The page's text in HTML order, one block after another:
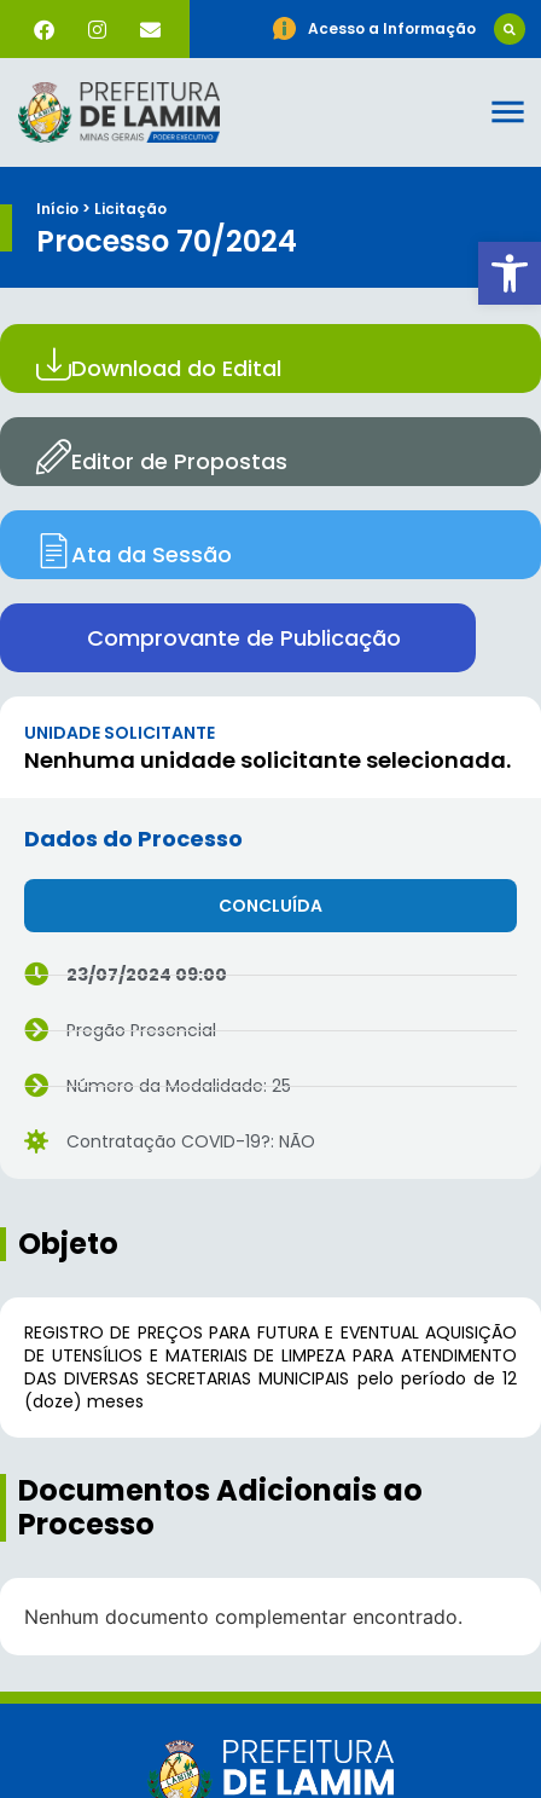
Acesso a Informação
Início > Licitação
Processo 70/2024
Download do Edital
Editor de Propostas
Ata da Sessão
Comprovante de Publicação
UNIDADE SOLICITANTE
Nenhuma unidade solicitante selecionada.
Dados do Processo
CONCLUÍDA
23/07/2024 09:00
Pregão Presencial
Número da Modalidade: 25
Contratação COVID-19?: NÃO
Objeto
REGISTRO DE PREÇOS PARA FUTURA E EVENTUAL AQUISIÇÃO
DE UTENSÍLIOS E MATERIAIS DE LIMPEZA PARA ATENDIMENTO
DAS DIVERSAS SECRETARIAS MUNICIPAIS pelo período de 12
(doze) meses
Documentos Adicionais ao
Processo
Nenhum documento complementar encontrado.